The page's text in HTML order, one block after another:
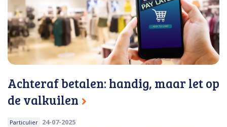
Achteraf betalen: handig, maar let op
de valkuilen
Particulier 24-07-2025